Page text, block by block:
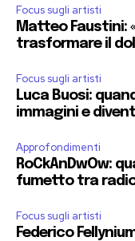
Focus sugli artisti
Matteo Faustini:
trasformare il
Focus sugli artisti
Luca Buosi:
immagini e
Approfondimenti
RoCkAnDwOw:
fumetto tra
Focus sugli artisti
Federico